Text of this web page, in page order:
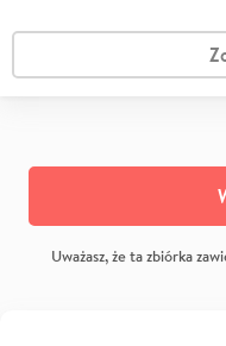
Uważasz, że ta zbiórka